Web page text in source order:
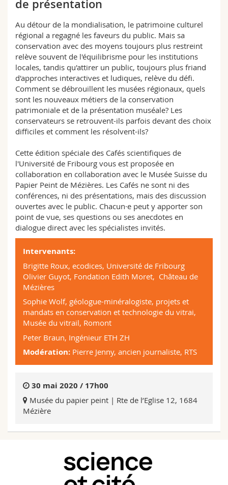
Sciences et médecine
Interfacultaire
Collaborateurs
Doctorants
Webmail
Programme des cours
MyUnifr
de présentation
Au détour de la mondialisation, le patrimoine culturel
régional a regagné les faveurs du public. Mais sa
conservation avec des moyens toujours plus restreint
relève souvent de l'équilibrisme pour les institutions
locales, tandis qu'attirer un public, toujours plus friand
d'approches interactives et ludiques, relève du défi.
Comment se débrouillent les musées régionaux, quels
sont les nouveaux métiers de la conservation
patrimoniale et de la présentation muséale? Les
conservateurs se retrouvent-ils parfois devant des choix
difficiles et comment les résolvent-ils?
Cette édition spéciale des Cafés scientifiques de
l'Université de Fribourg vous est proposée en
collaboration en collaboration avec le Musée Suisse du
Papier Peint de Mézières. Les Cafés ne sont ni des
conférences, ni des présentations, mais des discussion
ouvertes avec le public. Chacun·e peut y apporter son
point de vue, ses questions ou ses anecdotes en
dialogue direct avec les spécialistes invités.
Intervenants:
Brigitte Roux, ecodices, Université de Fribourg
Olivier Guyot, Fondation Edith Moret, Château de
Mézières
Sophie Wolf, géologue-minéralogiste, projets et
mandats en conservation et technologie du vitrai,
Musée du vitrail, Romont
Peter Braun, Ingénieur ETH ZH
Modération: Pierre Jenny, ancien journaliste, RTS
30 mai 2020 / 17h00
Musée du papier peint | Rte de l’Eglise 12, 1684
Mézière